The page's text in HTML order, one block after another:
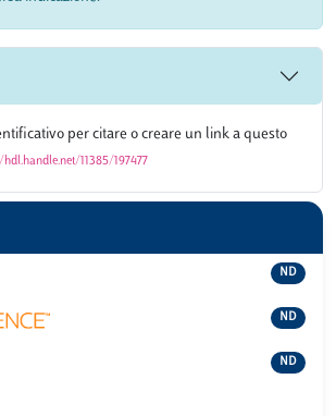
per citare o creare un link a questo
11385/197477
ND
ND
ND